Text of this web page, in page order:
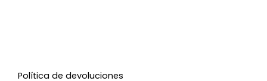
Política de devoluciones